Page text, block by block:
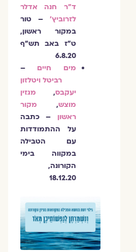
ד"ר חנה אדלר
לזרוביץ'– טור
במקור ראשון,
ט״ז באב תש״ף
6.8.20
מים חיים–
רביטל ויטלזון
יעקבס,
מגזין
מוצש,
מקור
ראשון– כתבה
על ההתמודדות
עם הטבילה
במקווה בימי
הקורונה,
18.12.20